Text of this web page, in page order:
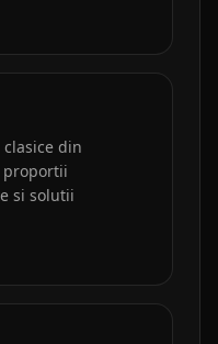
clasice din
proportii
si solutii